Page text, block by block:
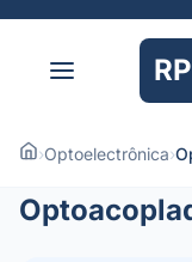
›Optoelectrônica›